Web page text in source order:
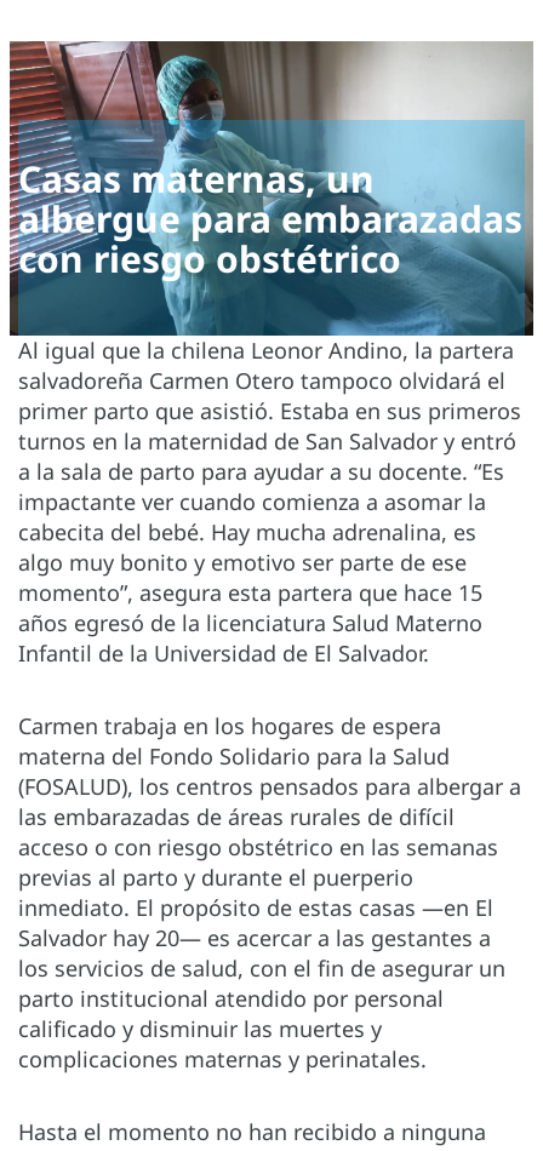
Casas maternas, un
albergue para embarazadas
con riesgo obstétrico
Al igual que la chilena Leonor Andino, la partera
salvadoreña Carmen Otero tampoco olvidará el
primer parto que asistió. Estaba en sus primeros
turnos en la maternidad de San Salvador y entró
a la sala de parto para ayudar a su docente. “Es
impactante ver cuando comienza a asomar la
cabecita del bebé. Hay mucha adrenalina, es
algo muy bonito y emotivo ser parte de ese
momento”, asegura esta partera que hace 15
años egresó de la licenciatura Salud Materno
Infantil de la Universidad de El Salvador.
Carmen trabaja en los hogares de espera
materna del Fondo Solidario para la Salud
(FOSALUD), los centros pensados para albergar a
las embarazadas de áreas rurales de difícil
acceso o con riesgo obstétrico en las semanas
previas al parto y durante el puerperio
inmediato. El propósito de estas casas —en El
Salvador hay 20— es acercar a las gestantes a
los servicios de salud, con el fin de asegurar un
parto institucional atendido por personal
calificado y disminuir las muertes y
complicaciones maternas y perinatales.
Hasta el momento no han recibido a ninguna